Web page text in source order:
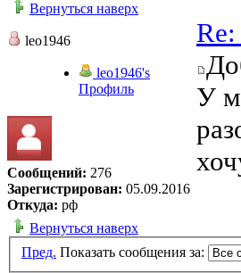
Вернуться наверх
leo1946
leo1946's
Профиль
Сообщений: 276
Зарегистрирован: 05.09.2016
Откуда: рф
У
Вернуться наверх
Пред. Показать сообщения за: